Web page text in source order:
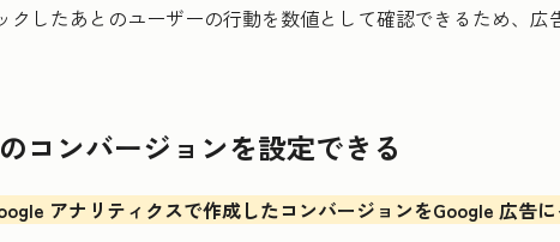
したあとのユーザーの行動を数値として確認できるため、
コンバージョンを設定できる
アナリティクスで作成したコンバージョンをGoogle 広告